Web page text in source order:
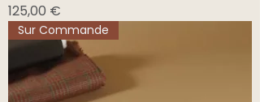
Prix
125,00 €
Sur Commande